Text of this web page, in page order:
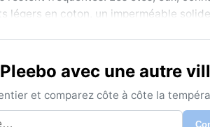
légers en coton, un imperméable
n’est vraiment sèche ; même en
inondations localisées, surtout
Pleebo City offre une immersion
formes.
avec une autre
et comparez côte à côte la